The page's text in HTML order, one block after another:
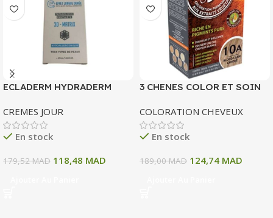
ECLADERM HYDRADERM
INTENSE 72H 50 ML
CREMES JOUR
En stock
179,52MAD 118,48 MAD
3 CHENES COLOR ET SOIN
10 A BLOND CLAIR CENDRE
135 ML
COLORATION CHEVEUX
En stock
189,00MAD 124,74 MAD